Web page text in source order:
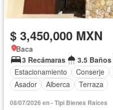
$ 3,450,000 MXN
Baca
3 Recámaras
3.5 Baños
Estacionamiento
Conserje
Asador
Alberca Terraza
08/07/2026 en - Tipi Bienes Raíces